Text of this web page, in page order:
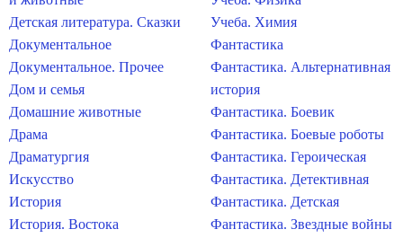
Детская литература. Сказки
Документальное
Документальное. Прочее
Дом и семья
Домашние животные
Драма
Драматургия
Искусство
История
История. Востока
Учеба. Химия
Фантастика
Фантастика. Альтернативная
история
Фантастика. Боевик
Фантастика. Боевые роботы
Фантастика. Героическая
Фантастика. Детективная
Фантастика. Детская
Фантастика. Звездные войны